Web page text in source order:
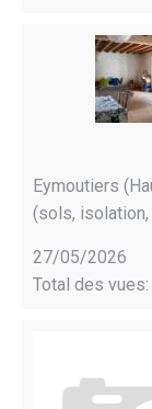
Eymoutiers
(sols, isolation,
27/05/2026
Total des vues: